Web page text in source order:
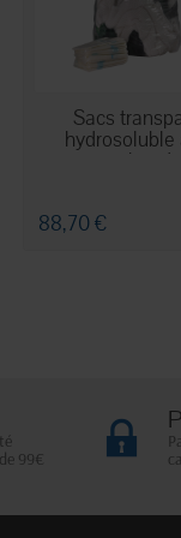
EN
Sacs
hydrosoluble
chaude
88,70 €
99€